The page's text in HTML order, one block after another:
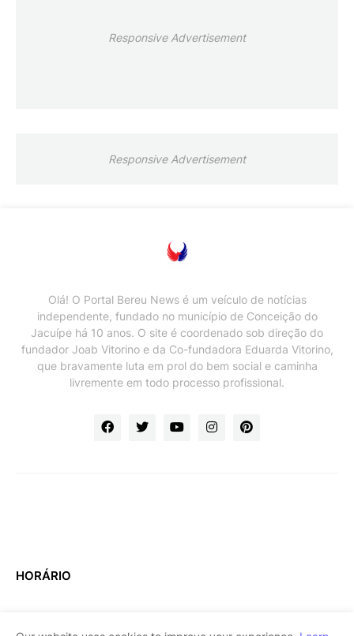
Responsive Advertisement
Responsive Advertisement
Olá! O Portal Bereu News é um veículo de notícias
independente, fundado no município de Conceição do
Jacuípe há 10 anos. O site é coordenado sob direção do
fundador Joab Vitorino e da Co-fundadora Eduarda Vitorino,
que bravamente luta em prol do bem social e caminha
livremente em todo processo profissional.
HORÁRIO